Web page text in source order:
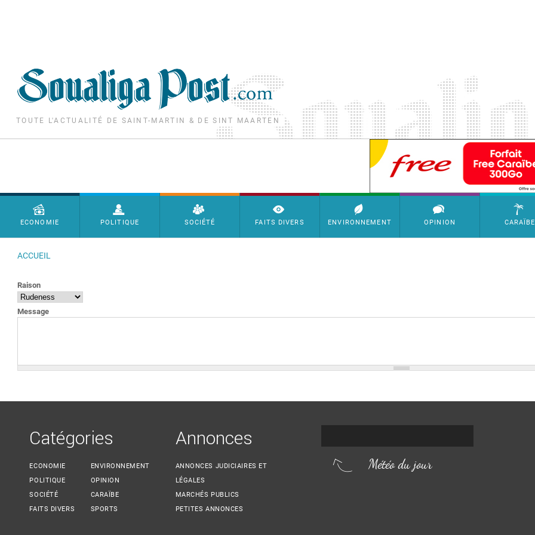
TOUTE L'ACTUALITÉ DE SAINT-MARTIN & DE SINT MAARTEN
SimpleAds Block Bannière
Menu principal
ECONOMIE POLITIQUE SOCIÉTÉ FAITS DIVERS ENVIRONNEMENT OPINION CARAÏBE
ACCUEIL
Raison
Message
Catégories
ECONOMIE
POLITIQUE
SOCIÉTÉ
FAITS DIVERS
ENVIRONNEMENT
OPINION
CARAÏBE
SPORTS
Annonces
ANNONCES JUDICIAIRES ET
LÉGALES
MARCHÉS PUBLICS
PETITES ANNONCES
Météo du jour